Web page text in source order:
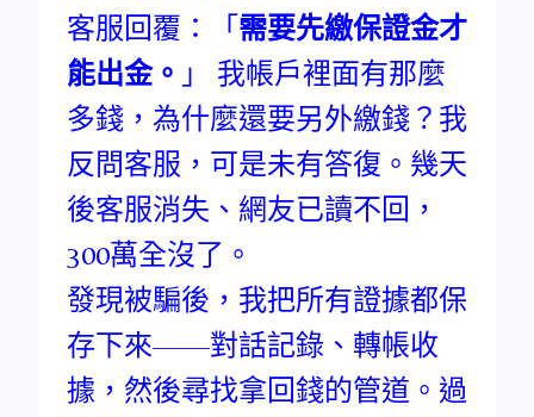
客服回覆：「 需要先繳保證金才
能出金。 」 我帳戶裡面有那麼
多錢，為什麼還要另外繳錢？我
反問客服，可是未有答復。幾天
後客服消失、網友已讀不回，
300萬全沒了。
發現被騙後，我把所有證據都保
存下來——對話記錄、轉帳收
據，然後尋找拿回錢的管道。過